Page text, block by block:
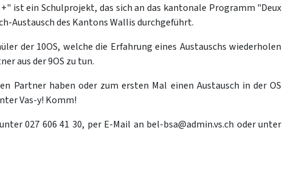
ist ein Schulprojekt, das sich an das kantonale Programm "Deux
Austausch des Kantons Wallis durchgeführt.
der 10OS, welche die Erfahrung eines Austauschs wiederholen
aus der 9OS zu tun.
Partner haben oder zum ersten Mal einen Austausch in der OS
Vas-y! Komm!
027 606 41 30, per E-Mail an bel-bsa@admin.vs.ch oder unter